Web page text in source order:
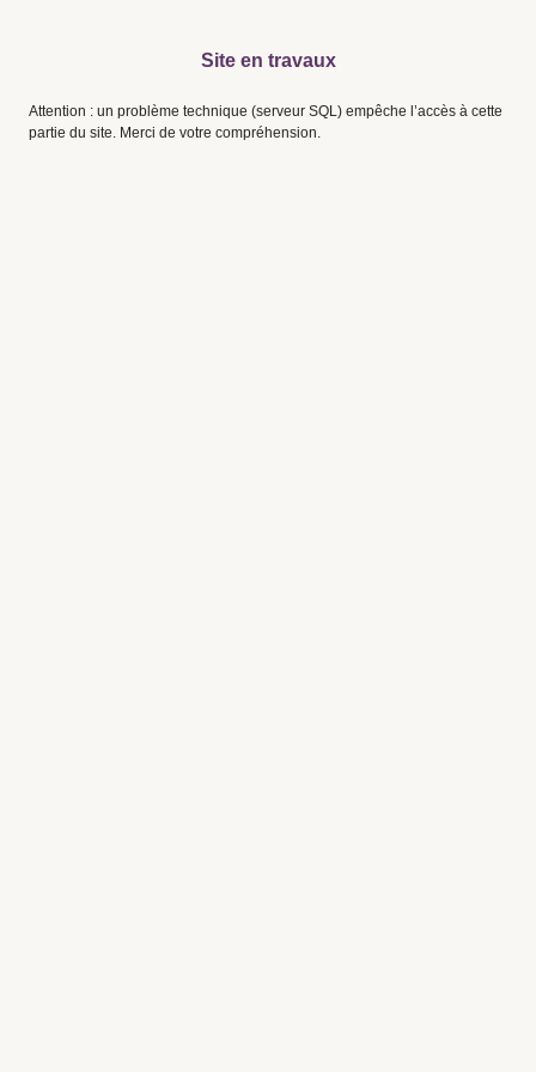
Site en travaux
Attention : un problème technique (serveur SQL) empêche l’accès à cette
partie du site. Merci de votre compréhension.